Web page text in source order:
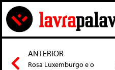
ANTERIOR
Rosa Luxemburgo e o